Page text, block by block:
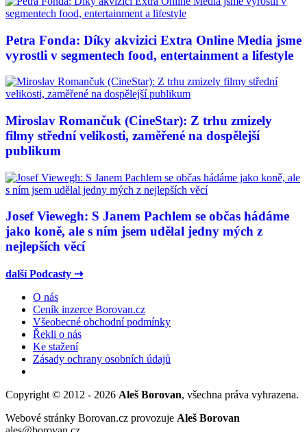
Petra Fonda: Díky akvizici Extra Online Media jsme
vyrostli v segmentech food, entertainment a lifestyle
Miroslav Romančuk (CineStar): Z trhu zmizely
filmy střední velikosti, zaměřené na dospělejší
publikum
Josef Viewegh: S Janem Pachlem se občas hádáme
jako koně, ale s ním jsem udělal jedny mých z
nejlepších věcí
další Podcasty ⇢
O nás
Ceník inzerce Borovan.cz
Všeobecné obchodní podmínky
Řekli o nás
Ke stažení
Zásady ochrany osobních údajů
Copyright © 2012 - 2026 Aleš Borovan, všechna práva vyhrazena.
Webové stránky Borovan.cz provozuje Aleš Borovan